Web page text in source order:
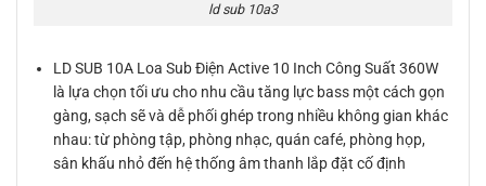
ld sub 10a3
LD SUB 10A Loa Sub Điện Active 10 Inch Công Suất 360W
là lựa chọn tối ưu cho nhu cầu tăng lực bass một cách gọn
gàng, sạch sẽ và dễ phối ghép trong nhiều không gian khác
nhau: từ phòng tập, phòng nhạc, quán café, phòng họp,
sân khấu nhỏ đến hệ thống âm thanh lắp đặt cố định